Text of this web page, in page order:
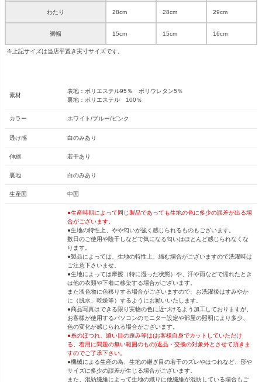
わたり 28cm 28cm 29cm
裾幅 15cm 15cm 16cm
※上記サイズは当店平置き実寸サイズです。
素材
表地：ポリエステル95％ ポリウレタン5％
裏地：ポリエステル 100％
カラー ホワイト/ブルー/ピンク
透け感 白のみあり
伸縮 若干あり
裏地 白のみあり
生産国 中国
●生産時期によって同じ製品であっても生地の色に多少の誤差が出る場
合がございます。
●生地の特性上、やや匂いが強く感じられるものもございます。
数日のご使用や陰干しなどで気になる匂いはほとんど感じられなくな
ります。
●製品によっては、生地の特性上、縮む場合がございますので洗濯時は
ご注意下さいませ。
●生地によっては摩擦（特に湿った状態）や、汗や雨などで濡れたとき
は他の衣類や下着に移染する場合がございます。
また淡色物に色移りする場合がございますので、お洗濯後はすみやか
に（脱水、乾燥等）するようにお願いいたします。
●商品写真はできる限り実物の色に近づけるよう加工しておりますが、
お客様が使用するパソコンのモニター設定や部屋の照明により多少、
色の変化が感じられる場合がございます。
●糸のほつれ、縫い目の歪み等は(お客様自身でカットしていただけ
る、着用に問題の無い範囲のもの)返品・交換の対象外とさせて頂きま
すのでご了承下さい。
●機械による生産の為、生地の継ぎ目の若干のズレやほつれなど、形や
サイズに多少の誤差が生じる場合がございます。
また、混紡繊維によって生地の織りに他繊維が混紡している場合もご